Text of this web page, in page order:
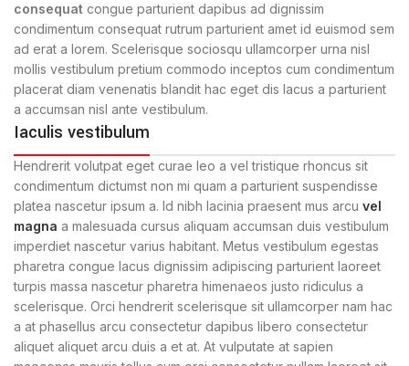
consequat congue parturient dapibus ad dignissim
condimentum consequat rutrum parturient amet id euismod sem
ad erat a lorem. Scelerisque sociosqu ullamcorper urna nisl
mollis vestibulum pretium commodo inceptos cum condimentum
placerat diam venenatis blandit hac eget dis lacus a parturient
a accumsan nisl ante vestibulum.
Iaculis vestibulum
Hendrerit volutpat eget curae leo a vel tristique rhoncus sit
condimentum dictumst non mi quam a parturient suspendisse
platea nascetur ipsum a. Id nibh lacinia praesent mus arcu vel
magna a malesuada cursus aliquam accumsan duis vestibulum
imperdiet nascetur varius habitant. Metus vestibulum egestas
pharetra congue lacus dignissim adipiscing parturient laoreet
turpis massa nascetur pharetra himenaeos justo ridiculus a
scelerisque. Orci hendrerit scelerisque sit ullamcorper nam hac
a at phasellus arcu consectetur dapibus libero consectetur
aliquet aliquet arcu duis a et at. At vulputate at sapien